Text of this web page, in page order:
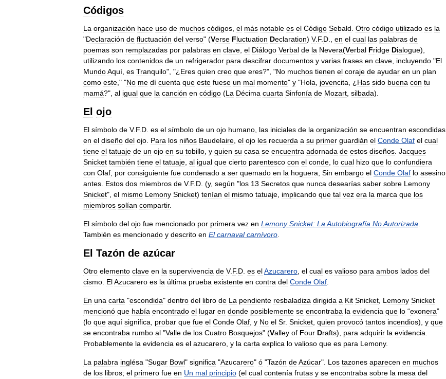
Códigos
La organización hace uso de muchos códigos el más notable es el Código Sebald Otro código utilizado es la
"Declaración de fluctuación del verso" (Verse Fluctuation Declaration) V.F. D en el cual las palabras de
poemas son remplazadas por palabras en clave el Diálogo Verbal de la Nevera(Verbal Fridge Dialogue),
utilizando los contenidos de un refrigerador para descifrar documentos y varias frases en clave incluyendo "El
MundoAquí es Tranquilo", "¿ Eres quien creo que eres?", "No muchos tienen el coraje de ayudar en un plan
como este ," "No me dí cuenta que este fuese un mal momento" y "Hola jovencita , ¿ Has sido buena con tu
mamá?", al igual que la canción en código (La Décima cuarta Sinfonía de Mozart silbada).
El ojo
El símbolo de V.F. D es el símbolo de un ojo humano las iniciales de la organización se encuentran escondidas
en el diseño del ojo Para los niños Baudelaire el ojo les recuerda a su primer guardián el Conde Olaf el cual
tiene el tatuaje de un ojo en su tobillo y quien su casa se encuentra adornada de estos diseños Jacques
Snicket también tiene el tatuaje al igual que cierto parentesco con el conde lo cual hizo que lo confundiera
con Olaf por consiguiente fue condenado a ser quemado en la hoguera Sin embargo el Conde Olaf lo asesino
antes Estos dos miembros de V.F. D . (y, según "los 13 Secretos que nunca desearías saber sobre Lemony
Snicket", el mismo Lemony Snicket) tenían el mismo tatuaje implicando que tal vez era la marca que los
miembros solían compartir.
El símbolo del ojo fue mencionado por primera vez en Lemony Snicket: La Autobiografía NoAutorizada
También es mencionado y descrito en El carnaval carnívoro
El Tazón de azúcar
Otro elemento clave en la supervivencia de V.F. D es elAzucarero el cual es valioso para ambos lados del
cismo ElAzucarero es la última prueba existente en contra del Conde Olaf
En una carta "escondida" dentro del libro de La pendiente resbaladiza dirigida a Kit Snicket Lemony Snicket
mencionó que había encontrado el lugar en donde posiblemente se encontraba la evidencia que lo “exonera”
(lo que aquí significa probar que fue el Conde Olaf y No el Sr. Snicket quien provocó tantos incendios), y que
se encontraba rumbo al "Valle de los Cuatro Bosquejos" (Valley of Four Drafts), para adquirir la evidencia
Probablemente la evidencia es el azucarero y la carta explica lo valioso que es para Lemony.
La palabra inglésa "Sugar Bowl" significa "Azucarero" ó "Tazón deAzúcar". Los tazones aparecen en muchos
de los libros; el primero fue en Un mal principio (el cual contenía frutas y se encontraba sobre la mesa del